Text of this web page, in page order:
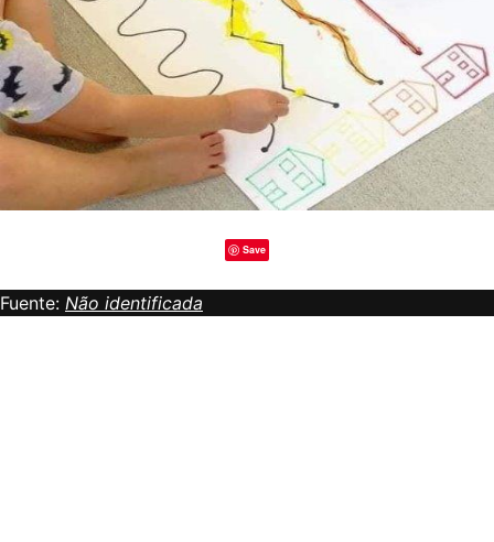
Save
Fuente: Não identificada